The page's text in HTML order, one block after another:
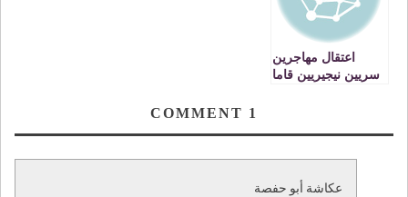
اعتقال مهاجرين
سريين نيجيريين قاما
1
عكاشة أبو حفصة